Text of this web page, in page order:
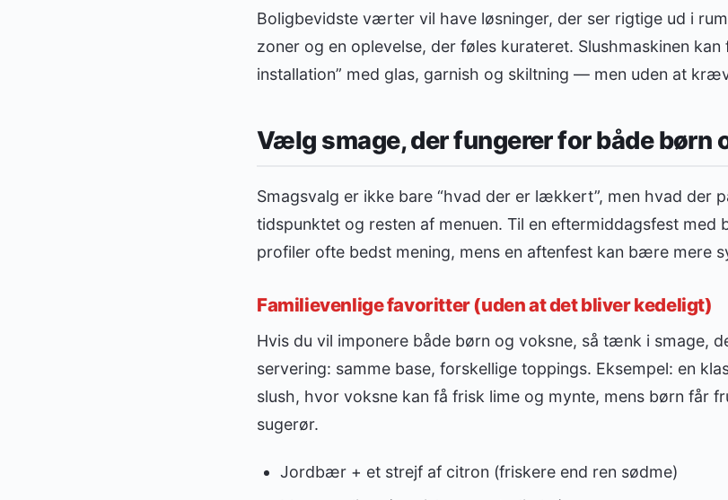
Boligbevidste værter vil have løsninger, der ser rigtige ud i
zoner og en oplevelse, der føles kurateret. Slushmaskinen kan
installation” med glas, garnish og skiltning — men uden at
Vælg smage, der fungerer for både børn
Smagsvalg er ikke bare “hvad der er lækkert”, men hvad der
tidspunktet og resten af menuen. Til en eftermiddagsfest med
profiler ofte bedst mening, mens en aftenfest kan bære mere
Familievenlige favoritter (uden at det bliver kedeligt)
Hvis du vil imponere både børn og voksne, så tænk i smage,
servering: samme base, forskellige toppings. Eksempel: en
slush, hvor voksne kan få frisk lime og mynte, mens børn får
sugerør.
Jordbær + et strejf af citron (friskere end ren sødme)